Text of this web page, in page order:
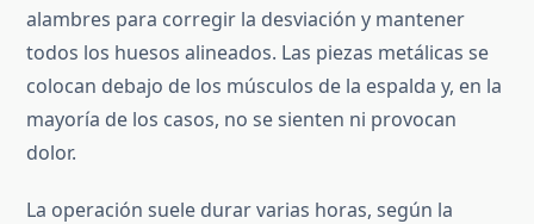
alambres para corregir la desviación y mantener
todos los huesos alineados. Las piezas metálicas se
colocan debajo de los músculos de la espalda y, en la
mayoría de los casos, no se sienten ni provocan
dolor.
La operación suele durar varias horas, según la